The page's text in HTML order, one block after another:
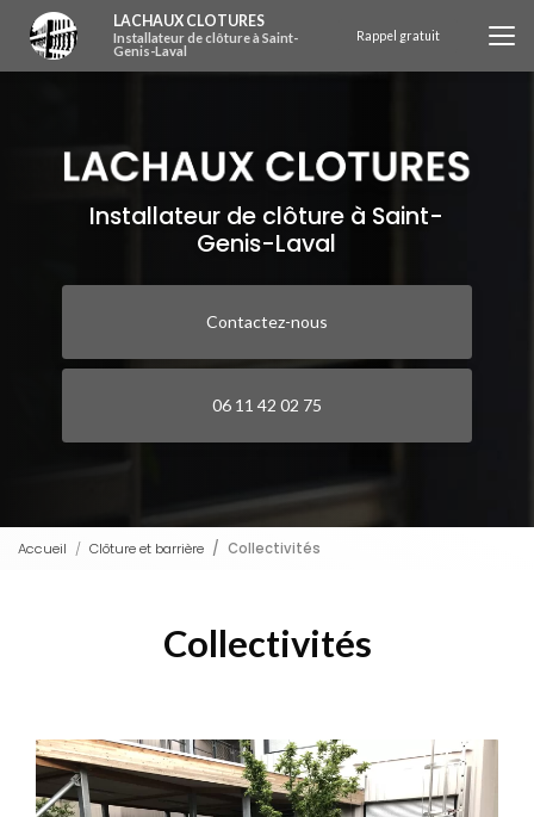
contenu
principal
LACHAUX CLOTURES
Installateur de clôture à Saint-
Genis-Laval
Rappel gratuit
Installateur de clôture à Saint-
Genis-Laval
Contactez-nous
06 11 42 02 75
Accueil Clôture et barrière Collectivités
Collectivités